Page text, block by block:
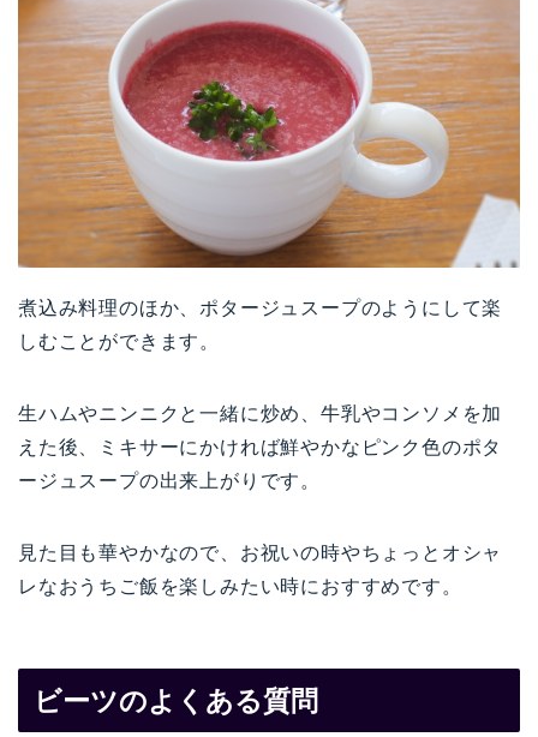
煮込み料理のほか、ポタージュスープのようにして楽
しむことができます。
生ハムやニンニクと一緒に炒め、牛乳やコンソメを加
えた後、ミキサーにかければ鮮やかなピンク色のポタ
ージュスープの出来上がりです。
見た目も華やかなので、お祝いの時やちょっとオシャ
レなおうちご飯を楽しみたい時におすすめです。
ビーツのよくある質問